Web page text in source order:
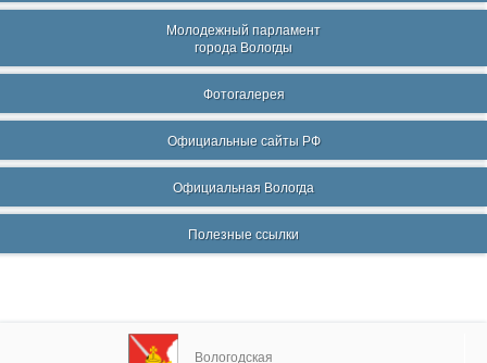
Молодежный парламент
города Вологды
Фотогалерея
Официальные сайты РФ
Официальная Вологда
Полезные ссылки
Вологодская